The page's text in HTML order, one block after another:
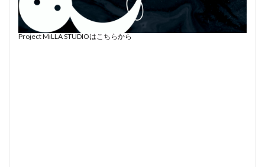
Project MiLLA STUDIOはこちらから